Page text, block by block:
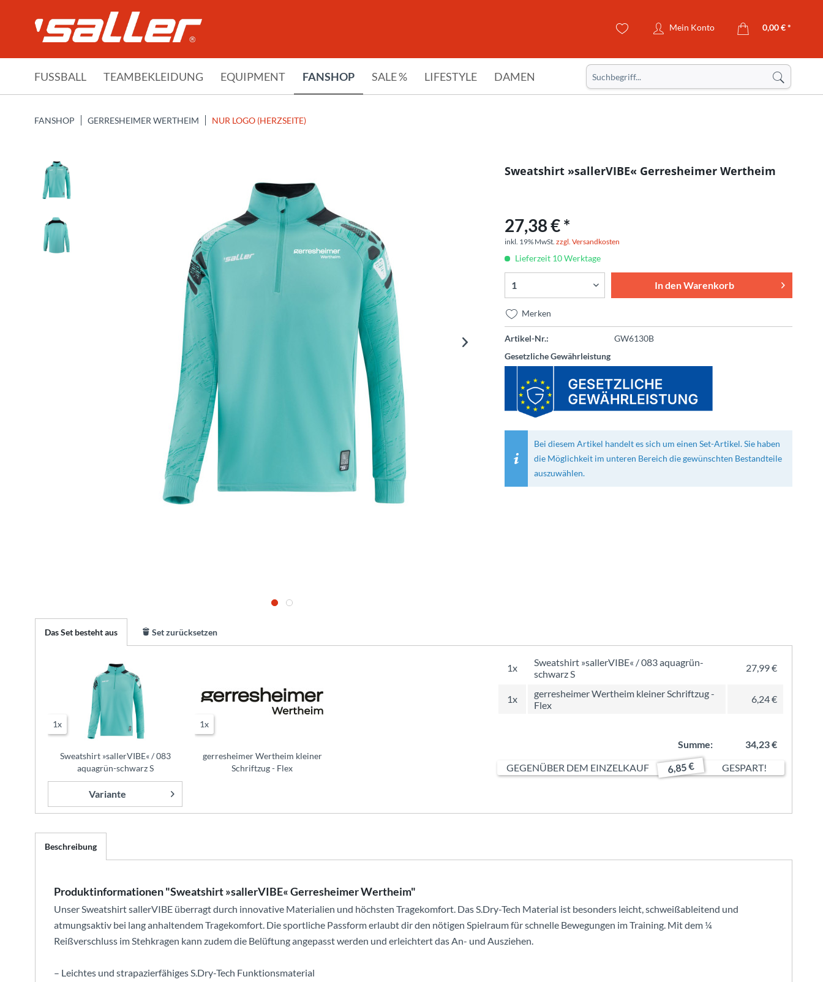
Mein Konto 0,00 € *
FUSSBALL TEAMBEKLEIDUNG EQUIPMENT FANSHOP SALE % LIFESTYLE DAMEN
FANSHOP GERRESHEIMER WERTHEIM NUR LOGO (HERZSEITE)
Sweatshirt »sallerVIBE« Gerresheimer Wertheim
27,38 € *
inkl. 19% MwSt. zzgl. Versandkosten
Lieferzeit 10 Werktage
In denWarenkorb
Merken
Artikel-Nr.:
GW6130B
Gesetzliche Gewährleistung
Bei diesem Artikel handelt es sich um einen Set-Artikel. Sie haben
die Möglichkeit im unteren Bereich die gewünschten Bestandteile
auszuwählen.
Das Set besteht aus Set zurücksetzen
1x
Sweatshirt »sallerVIBE« / 083
aquagrün-schwarz S
Variante
1x
gerresheimer Wertheim kleiner
Schriftzug - Flex
1x
Sweatshirt »sallerVIBE« / 083 aquagrün-
schwarz S
27,99 €
1x
gerresheimer Wertheim kleiner Schriftzug -
Flex
6,24 €
Summe:
34,23 €
GEGENÜBER DEM EINZELKAUF
6,85 € GESPART!
Beschreibung
Produktinformationen "Sweatshirt »sallerVIBE« Gerresheimer Wertheim"
Unser Sweatshirt sallerVIBE überragt durch innovative Materialien und höchsten Tragekomfort. Das S.Dry-Tech Material ist besonders leicht, schweißableitend und
atmungsaktiv bei lang anhaltendem Tragekomfort. Die sportliche Passform erlaubt dir den nötigen Spielraum für schnelle Bewegungen im Training. Mit dem ¼
Reißverschluss im Stehkragen kann zudem die Belüftung angepasst werden und erleichtert das An- und Ausziehen.
– Leichtes und strapazierfähiges S.Dry-Tech Funktionsmaterial